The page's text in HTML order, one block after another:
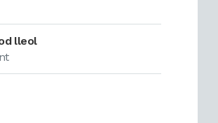
lleol